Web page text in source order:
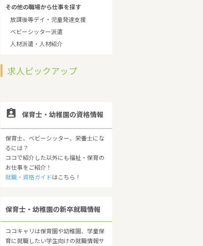
その他の職場から仕事を探す
放課後等デイ・児童発達支援
ベビーシッター派遣
人材派遣・人材紹介
求人ピックアップ
 保育士・幼稚園の資格情報
保育士、ベビーシッター、栄養士にな
るには？
ココで紹介した以外にも福祉・保育の
お仕事をご紹介！
就職・資格ガイドはこちら！
保育士・幼稚園の新卒就職情報
ココキャリは保育園や幼稚園、学童保
育に就職したい学生向けの就職情報サ